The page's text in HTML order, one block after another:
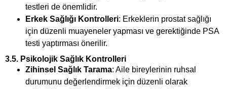
testleri de önemlidir.
Erkek Sağlığı Kontrolleri: Erkeklerin prostat sağlığı
için düzenli muayeneler yapması ve gerektiğinde PSA
testi yaptırması önerilir.
3.5. Psikolojik Sağlık Kontrolleri
Zihinsel Sağlık Tarama: Aile bireylerinin ruhsal
durumunu değerlendirmek için düzenli olarak